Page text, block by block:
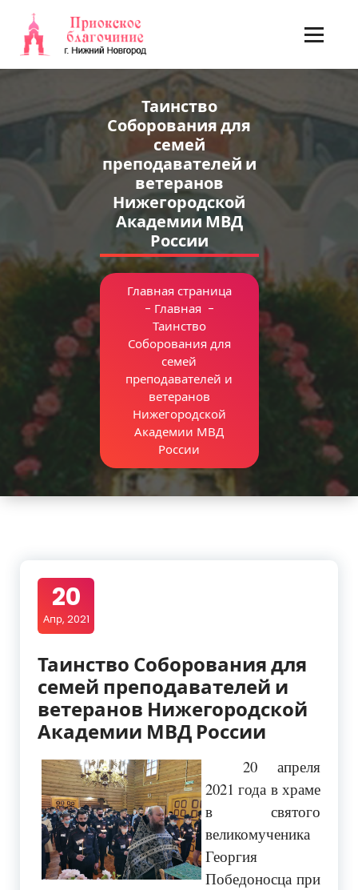
содержимому
Таинство
Соборования для
семей
преподавателей и
ветеранов
Нижегородской
Академии МВД
России
Главная страница
- Главная-
Таинство
Соборования для
семей
преподавателей и
ветеранов
Нижегородской
Академии МВД
России
20
Апр, 2021
Таинство Соборования для
семей преподавателей и
ветеранов Нижегородской
Академии МВД России
20 апреля
2021 года в храме
в святого
великомученика
Георгия
Победоносца при